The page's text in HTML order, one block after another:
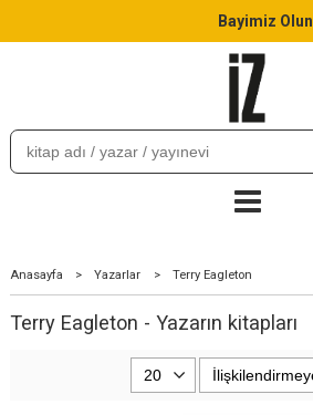
Bayimiz Olun
Anasayfa > Yazarlar > Terry Eagleton
Terry Eagleton - Yazarın kitapları